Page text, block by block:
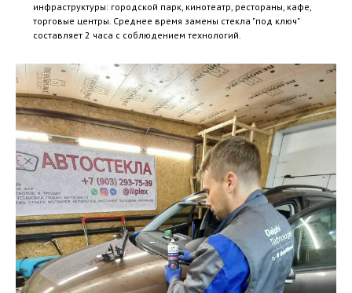
инфраструктуры: городской парк, кинотеатр, рестораны, кафе,
торговые центры. Среднее время замены стекла "под ключ"
составляет 2 часа с соблюдением технологий.